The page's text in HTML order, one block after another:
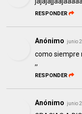
RESPONDER
Anónimo junio
como siempre
,,
RESPONDER
Anónimo junio